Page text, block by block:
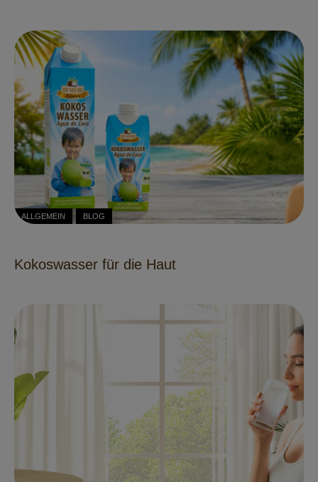
ALLGEMEIN BLOG
Kokoswasser für die Haut